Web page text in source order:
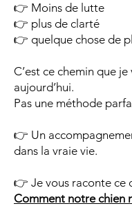
👉 Moins de lutte
👉 plus de clarté
👉 quelque chose de
C’est ce chemin que
aujourd’hui.
Pas une méthode
👉 Un
dans la vraie vie.
👉 Je vous raconte ce
Comment notre chien